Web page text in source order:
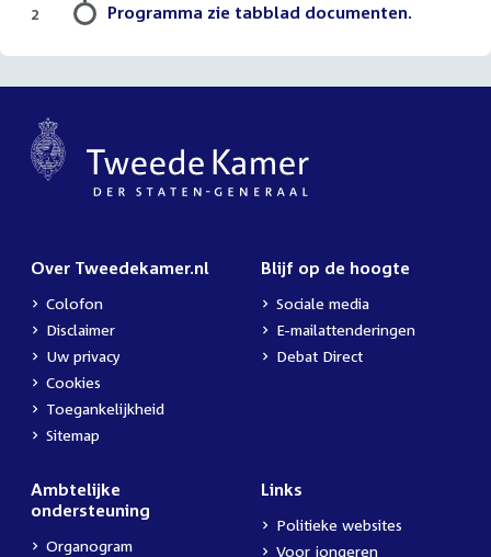
Programma zie tabblad documenten.
2
Over Tweedekamer.nl
Colofon
Disclaimer
Uw privacy
Cookies
Toegankelijkheid
Sitemap
Blijf op de hoogte
Sociale media
E-mailattenderingen
Debat Direct
Ambtelijke
ondersteuning
Organogram
Links
Politieke websites
Voor jongeren